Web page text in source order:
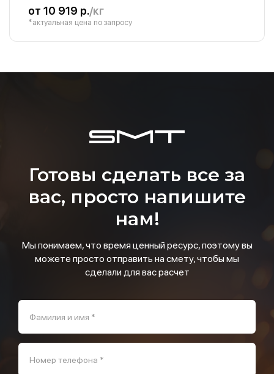
от 10 919 р./кг
*актуальная цена по запросу
Готовы сделать все за
вас, просто напишите
нам!
Мы понимаем, что время ценный ресурс, поэтому вы
можете просто отправить на смету, чтобы мы
сделали для вас расчет
Фамилия и имя *
Номер телефона *